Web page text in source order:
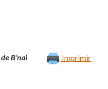
Imprimir
B’nai